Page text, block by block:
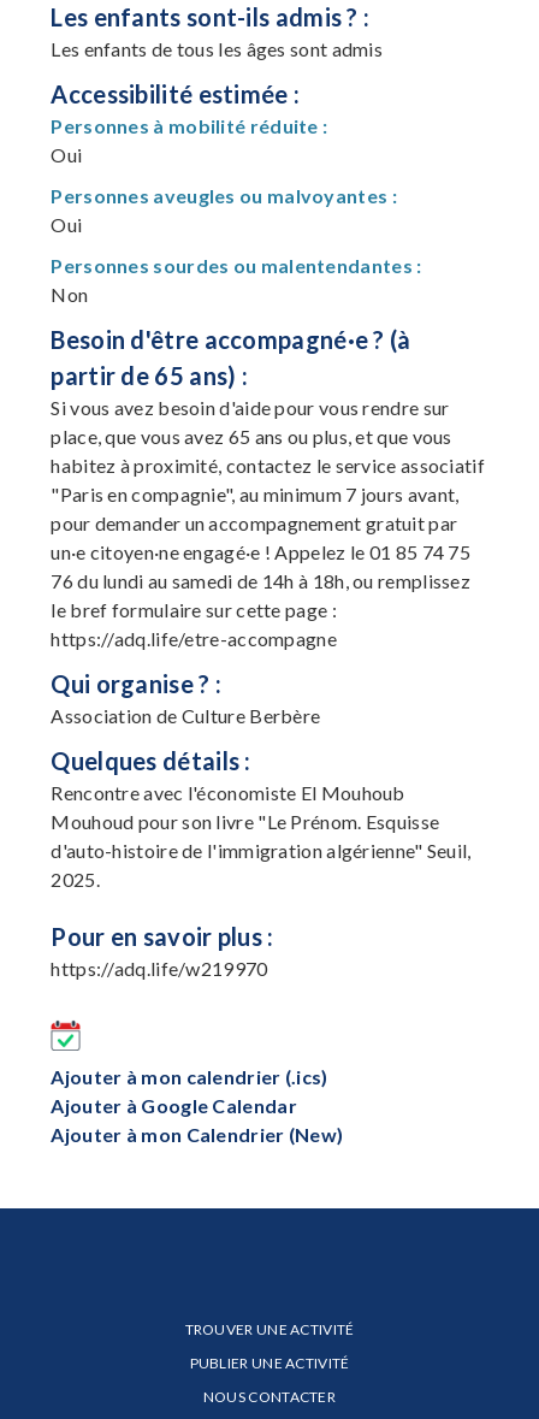
Les enfants sont-ils admis ? :
Les enfants de tous les âges sont admis
Accessibilité estimée :
Personnes à mobilité réduite :
Oui
Personnes aveugles ou malvoyantes :
Oui
Personnes sourdes ou malentendantes :
Non
Besoin d'être accompagné·e ? (à
partir de 65 ans) :
Si vous avez besoin d'aide pour vous rendre sur
place, que vous avez 65 ans ou plus, et que vous
habitez à proximité, contactez le service associatif
"Paris en compagnie", au minimum 7 jours avant,
pour demander un accompagnement gratuit par
un·e citoyen·ne engagé·e ! Appelez le 01 85 74 75
76 du lundi au samedi de 14h à 18h, ou remplissez
le bref formulaire sur cette page :
https://adq.life/etre-accompagne
Qui organise ? :
Association de Culture Berbère
Quelques détails :
Rencontre avec l'économiste El Mouhoub
Mouhoud pour son livre "Le Prénom. Esquisse
d'auto-histoire de l'immigration algérienne" Seuil,
2025.
Pour en savoir plus :
https://adq.life/w219970
Ajouter à mon calendrier (.ics)
Ajouter à Google Calendar
Ajouter à mon Calendrier (New)
TROUVER UNE ACTIVITÉ
PUBLIER UNE ACTIVITÉ
NOUS CONTACTER